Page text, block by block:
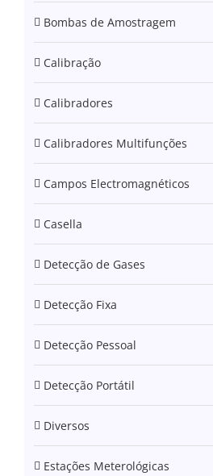
Bombas de Amostragem
Calibração
Calibradores
Calibradores Multifunções
Campos Electromagnéticos
Casella
Detecção de Gases
Detecção Fixa
Detecção Pessoal
Detecção Portátil
Diversos
Estações Meterológicas